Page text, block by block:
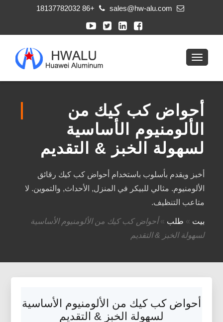
sales@hw-alu.com
+86 18137782032
أحواض كب كيك من
الألومنيوم الأساسية
لسهولة الخبز & التقديم
أخبز ويقدم بأسلوب باستخدام أحواض كب كيك رقائق
الألومنيوم. مثالي للبيكر في المنزل, الأحداث, والتموين. لا
متاعب التنظيف.
بيت » طلب »أحواض كب كيك من الألومنيوم الأساسية
لسهولة الخبز & التقديم
أحواض كب كيك من الألومنيوم الأساسية
لسهولة الخبز & التقديم